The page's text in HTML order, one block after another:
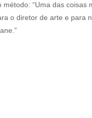
“Uma das
o diretor de arte e